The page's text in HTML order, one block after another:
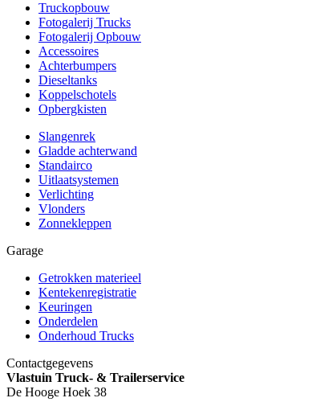
Truckopbouw
Fotogalerij Trucks
Fotogalerij Opbouw
Accessoires
Achterbumpers
Dieseltanks
Koppelschotels
Opbergkisten
Slangenrek
Gladde achterwand
Standairco
Uitlaatsystemen
Verlichting
Vlonders
Zonnekleppen
Garage
Getrokken materieel
Kentekenregistratie
Keuringen
Onderdelen
Onderhoud Trucks
Contactgegevens
Vlastuin Truck- & Trailerservice
De Hooge Hoek 38